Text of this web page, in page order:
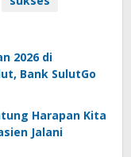
2026 di
Bank SulutGo
Harapan Kita
Jalani